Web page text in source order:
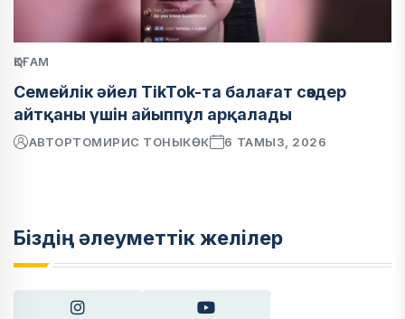
ҚОҒАМ
Семейлік әйел TikTok-та балағат сөздер
айтқаны үшін айыппұл арқалады
АВТОРТОМИРИС ТОНЫКӨК 6 ТАМЫЗ, 2026
Біздің әлеуметтік желілер